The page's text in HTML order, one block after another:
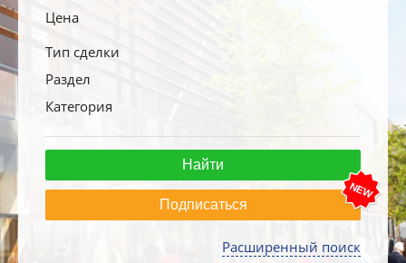
Цена
Тип сделки
Раздел
Категория
Подписаться
Расширенный поиск